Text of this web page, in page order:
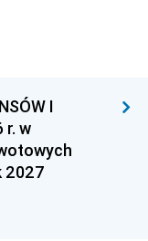
I
r. w
2027